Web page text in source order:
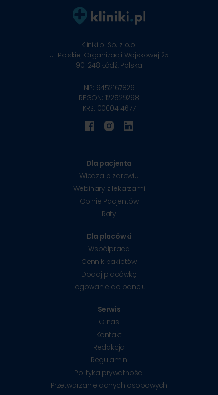
Kliniki.pl Sp. z o.o.
ul. Polskiej Organizacji Wojskowej 25
90-248 Łódź, Polska
NIP: 9452167826
REGON: 122529298
KRS: 0000414677
Dla pacjenta
Wiedza o zdrowiu
Webinary z lekarzami
Opinie Pacjentów
Raty
Dla placówki
Współpraca
Cennik pakietów
Dodaj placówkę
Logowanie do panelu
Serwis
O nas
Kontakt
Redakcja
Regulamin
Polityka prywatności
Przetwarzanie danych osobowych